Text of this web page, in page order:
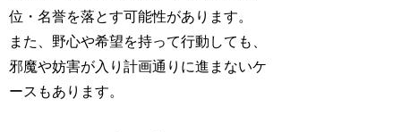
位・名誉を落とす可能性があります。
また、野心や希望を持って行動しても、
邪魔や妨害が入り計画通りに進まないケ
ースもあります。